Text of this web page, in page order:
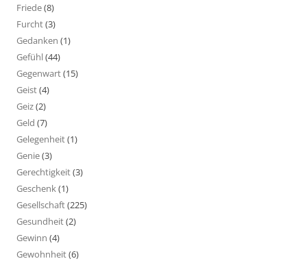
Friede(8)
Furcht(3)
Gedanken (1)
Gefühl(44)
Gegenwart(15)
Geist(4)
Geiz(2)
Geld (7)
Gelegenheit(1)
Genie(3)
Gerechtigkeit(3)
Geschenk(1)
Gesellschaft(225)
Gesundheit(2)
Gewinn (4)
Gewohnheit(6)